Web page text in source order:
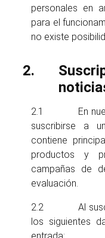
personales en
para el
no existe
2.1 En
suscribirse a
contiene
productos y
campañas de
evaluación.
2.2 Al
los siguientes